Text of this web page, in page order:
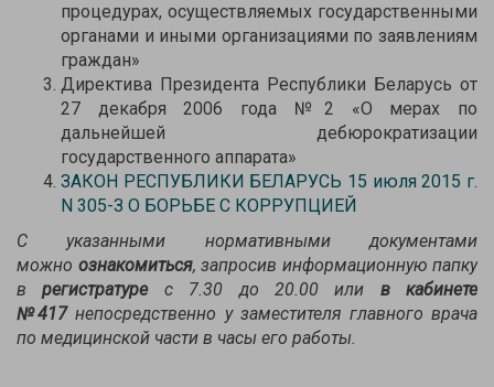
процедурах, осуществляемых государственными
органами и иными организациями по заявлениям
граждан»
Директива Президента Республики Беларусь от
27 декабря 2006 года №2 «О мерах по
дальнейшей дебюрократизации
государственного аппарата»
ЗАКОН РЕСПУБЛИКИ БЕЛАРУСЬ 15 июля 2015 г.
N 305-З О БОРЬБЕ С КОРРУПЦИЕЙ
С указанными нормативными документами
можно ознакомиться, запросив информационную папку
врегистратурес 7.30 до 20.00 или в кабинете
№417непосредственно у заместителя главного врача
по медицинской части в часы его работы.